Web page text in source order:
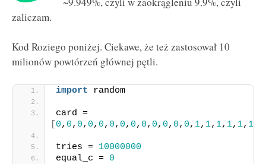
zaliczam.
Kod Roziego poniżej. Ciekawe, że też zastosował 10
milionów powtórzeń głównej pętli.
import random
0, 0, 0, 0, 0, 0, 0, 0, 0, 0, 0, 0, 0, 1, 1, 1, 1, 1, 1
tries = 10000000
equal_c = 0